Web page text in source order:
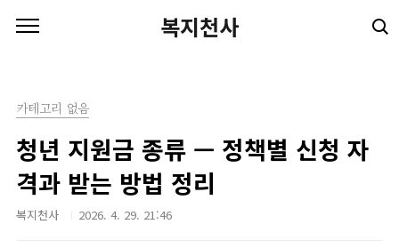
복지천사
카테고리 없음
청년 지원금 종류 — 정책별 신청 자
격과 받는 방법 정리
복지천사 2026. 4. 29. 21:46